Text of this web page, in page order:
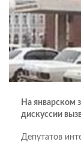
На январском
дискуссии
Депутатов